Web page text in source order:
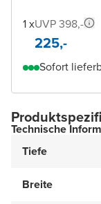
1 xUVP 398,-
225,-
Sofort
Technische
Tiefe
Breite